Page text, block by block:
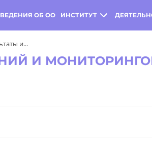
ОБ ОО ИНСТИТУТ
и...
И